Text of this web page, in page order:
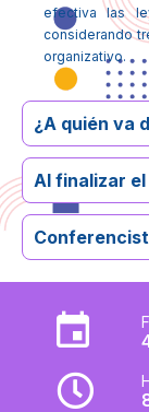
efectiva las
considerando
organizativo.
¿A quién va
Al finalizar